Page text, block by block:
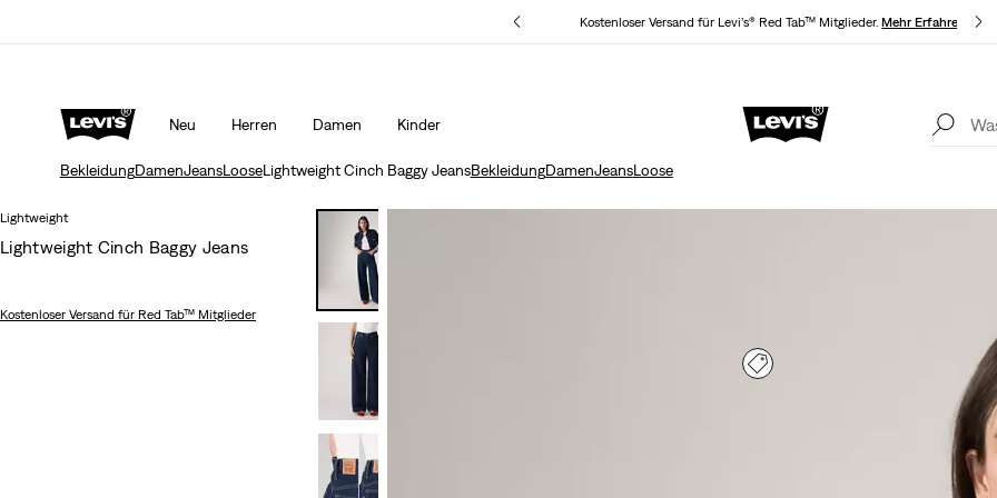
Mehr Erfahren Kostenloser Versand für Levi’s® Red Tab™ Mitglieder.Mehr Erfahren
Neu Herren Damen Kinder
Aktualisierte Versand- und Rückgabebedingungen Mehr Erfahren
BekleidungDamenJeansLooseLightweight Cinch Baggy JeansBekleidungDamenJeansLoose
Lightweight
Lightweight Cinch Baggy Jeans
Kostenloser Versand für Red Tab™ Mitglieder